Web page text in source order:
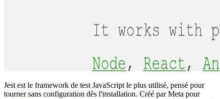
Jest est le framework de test JavaScript le plus utilisé, pensé pour
tourner sans configuration dès l'installation. Créé par Meta pour